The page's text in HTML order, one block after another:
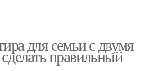
для семьи с двумя
правильный